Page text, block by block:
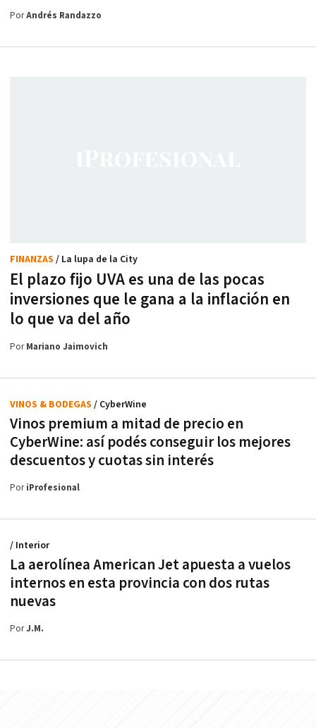
PorAndrés Randazzo
El plazo fijo UVA es una de las pocas
inversiones que le gana a la inflación en
lo que va del año
FINANZAS / La lupa de la City
PorMariano Jaimovich
Vinos premium a mitad de precio en
CyberWine: así podés conseguir los mejores
descuentos y cuotas sin interés
VINOS & BODEGAS / CyberWine
PoriProfesional
La aerolínea American Jet apuesta a vuelos
internos en esta provincia con dos rutas
nuevas
/ Interior
PorJ.M.